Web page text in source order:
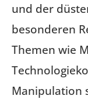
und der
besonderen
Themen wie
Manipulation